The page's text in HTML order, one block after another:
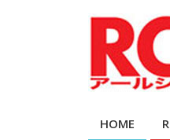
HOME